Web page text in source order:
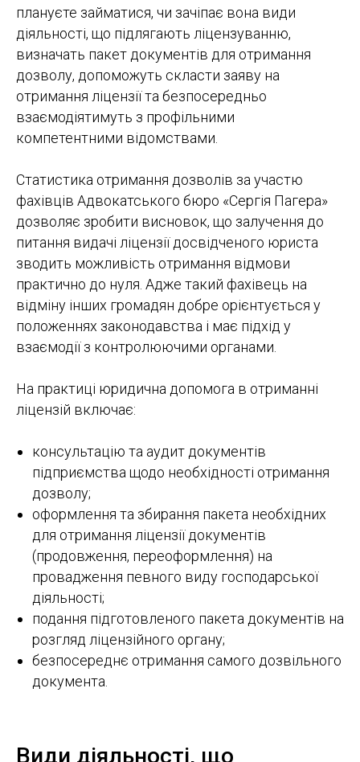
плануєте займатися, чи зачіпає вона види
діяльності, що підлягають ліцензуванню,
визначать пакет документів для отримання
дозволу, допоможуть скласти заяву на
отримання ліцензії та безпосередньо
взаємодіятимуть з профільними
компетентними відомствами.
Статистика отримання дозволів за участю
фахівців Адвокатського бюро «Сергія Пагера»
дозволяє зробити висновок, що залучення до
питання видачі ліцензії досвідченого юриста
зводить можливість отримання відмови
практично до нуля. Адже такий фахівець на
відміну інших громадян добре орієнтується у
положеннях законодавства і має підхід у
взаємодії з контролюючими органами.
На практиці юридична допомога в отриманні
ліцензій включає:
консультацію та аудит документів
підприємства щодо необхідності отримання
дозволу;
оформлення та збирання пакета необхідних
для отримання ліцензії документів
(продовження, переоформлення) на
провадження певного виду господарської
діяльності;
подання підготовленого пакета документів на
розгляд ліцензійного органу;
безпосереднє отримання самого дозвільного
документа.
Види діяльності, що